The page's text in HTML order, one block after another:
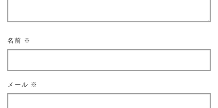
名前 ※
メール ※